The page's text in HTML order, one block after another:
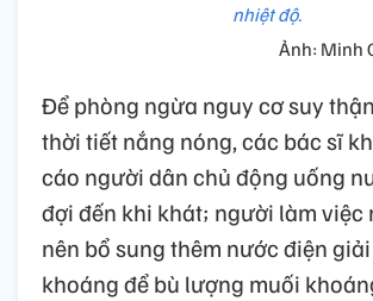
nhiệt độ.
Ảnh: Minh
Để phòng ngừa nguy cơ suy
thời tiết nắng nóng, các bác sĩ
cáo người dân chủ động uống
đợi đến khi khát; người làm việc
nên bổ sung thêm nước điện
khoáng để bù lượng muối